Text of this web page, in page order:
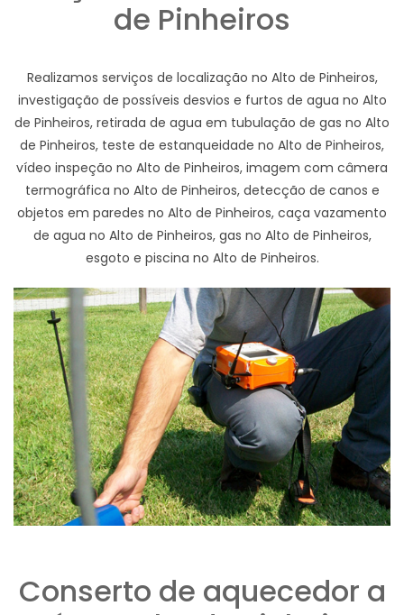
de Pinheiros
Realizamos serviços de localização no Alto de Pinheiros,
investigação de possíveis desvios e furtos de agua no Alto
de Pinheiros, retirada de agua em tubulação de gas no Alto
de Pinheiros, teste de estanqueidade no Alto de Pinheiros,
vídeo inspeção no Alto de Pinheiros, imagem com câmera
termográfica no Alto de Pinheiros, detecção de canos e
objetos em paredes no Alto de Pinheiros, caça vazamento
de agua no Alto de Pinheiros, gas no Alto de Pinheiros,
esgoto e piscina no Alto de Pinheiros.
Conserto de aquecedor a